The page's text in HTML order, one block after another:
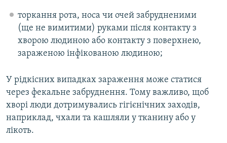
торкання рота, носа чи очей забрудненими
(ще не вимитими) руками після контакту з
хворою людиною або контакту з поверхнею,
зараженою інфікованою людиною;
У рідкісних випадках зараження може статися
через фекальне забруднення. Тому важливо, щоб
хворі люди дотримувались гігієнічних заходів,
наприклад, чхали та кашляли у тканину або у
лікоть.